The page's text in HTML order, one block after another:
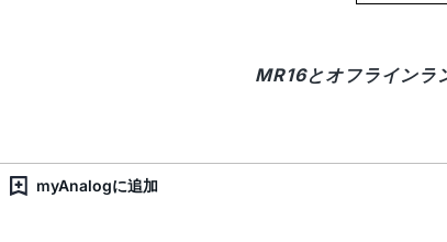
MR16とオフラインラ
myAnalogに追加